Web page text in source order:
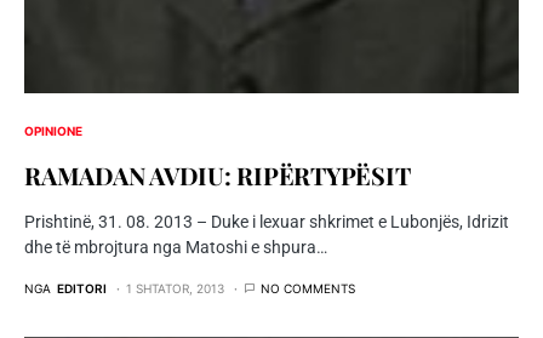
OPINIONE
RAMADAN AVDIU: RIPËRTYPËSIT
Prishtinë, 31. 08. 2013 – Duke i lexuar shkrimet e Lubonjës, Idrizit
dhe të mbrojtura nga Matoshi e shpura…
NGA EDITORI 1 SHTATOR, 2013 NO COMMENTS